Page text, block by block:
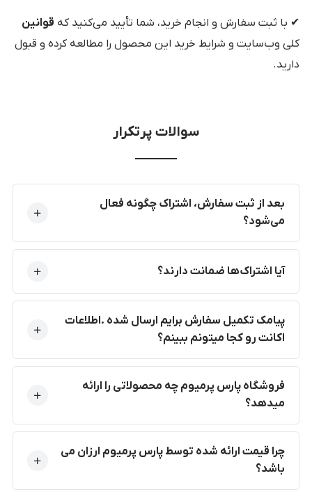
✔ با ثبت سفارش و انجام خرید، شما تأیید می‌کنید که قوانین
کلی وب‌سایت و شرایط خرید این محصول را مطالعه کرده و قبول
دارید.
سوالات پرتکرار
بعد از ثبت سفارش، اشتراک چگونه فعال
می‌شود؟
آیا اشتراک‌ها ضمانت دارند؟
پیامک تکمیل سفارش برایم ارسال شده .اطلاعات
اکانت رو کجا میتونم ببینم؟
فروشگاه پارس پرمیوم چه محصولاتی را ارائه
میدهد؟
چرا قیمت ارائه شده توسط پارس پرمیوم ارزان می
باشد؟